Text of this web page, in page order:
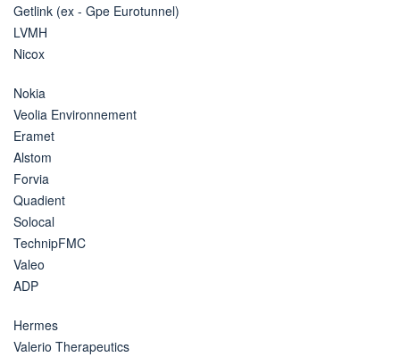
Getlink (ex - Gpe Eurotunnel)
LVMH
Nicox
Nokia
Veolia Environnement
Eramet
Alstom
Forvia
Quadient
Solocal
TechnipFMC
Valeo
ADP
Hermes
Valerio Therapeutics